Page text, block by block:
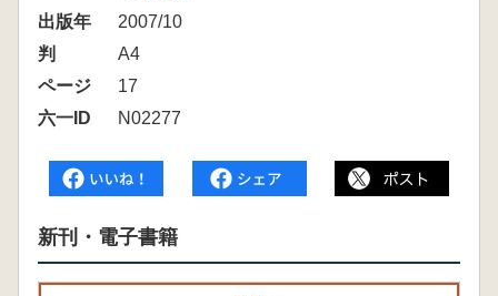
出版年
2007/10
判
A4
ページ
17
六一ID
N02277
新刊・電子書籍